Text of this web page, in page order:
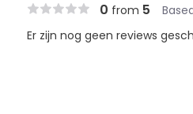
0 from 5
Er zijn nog geen reviews